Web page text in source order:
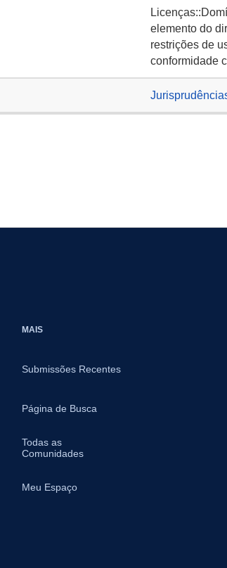
elemento do
restrições de
conformidade
MAIS
Submissões Recentes
Página de Busca
Todas as
Comunidades
Meu Espaço